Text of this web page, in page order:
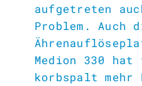
aufgetreten
Problem. Auch
Medion 330
korbspalt mehr